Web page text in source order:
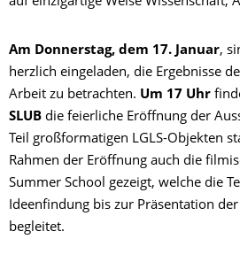
Am Donnerstag, dem 17. Januar,
herzlich eingeladen, die Ergebnisse
Arbeit zu betrachten. Um 17 Uhr
SLUB die feierliche Eröffnung der
Teil großformatigen LGLS-Objekten
Rahmen der Eröffnung auch die
Summer School gezeigt, welche die
Ideenfindung bis zur Präsentation
begleitet.